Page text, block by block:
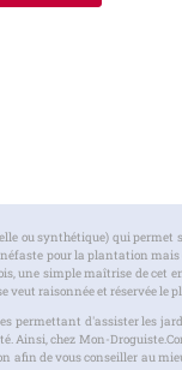
ou synthétique) qui
pour la plantation
une simple maîtrise de
raisonnée et réservée le
permettant d'assister les
Ainsi, chez Mon-
afin de vous conseiller au